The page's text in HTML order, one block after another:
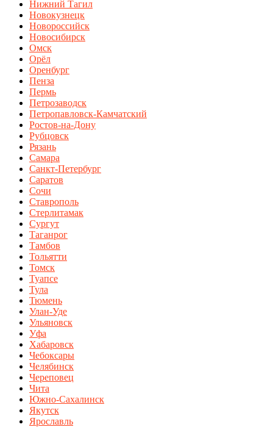
Нижний Тагил
Новокузнецк
Новороссийск
Новосибирск
Омск
Орёл
Оренбург
Пенза
Пермь
Петрозаводск
Петропавловск-Камчатский
Ростов-на-Дону
Рубцовск
Рязань
Самара
Санкт-Петербург
Саратов
Сочи
Ставрополь
Стерлитамак
Сургут
Таганрог
Тамбов
Тольятти
Томск
Туапсе
Тула
Тюмень
Улан-Уде
Ульяновск
Уфа
Хабаровск
Чебоксары
Челябинск
Череповец
Чита
Южно-Сахалинск
Якутск
Ярославль